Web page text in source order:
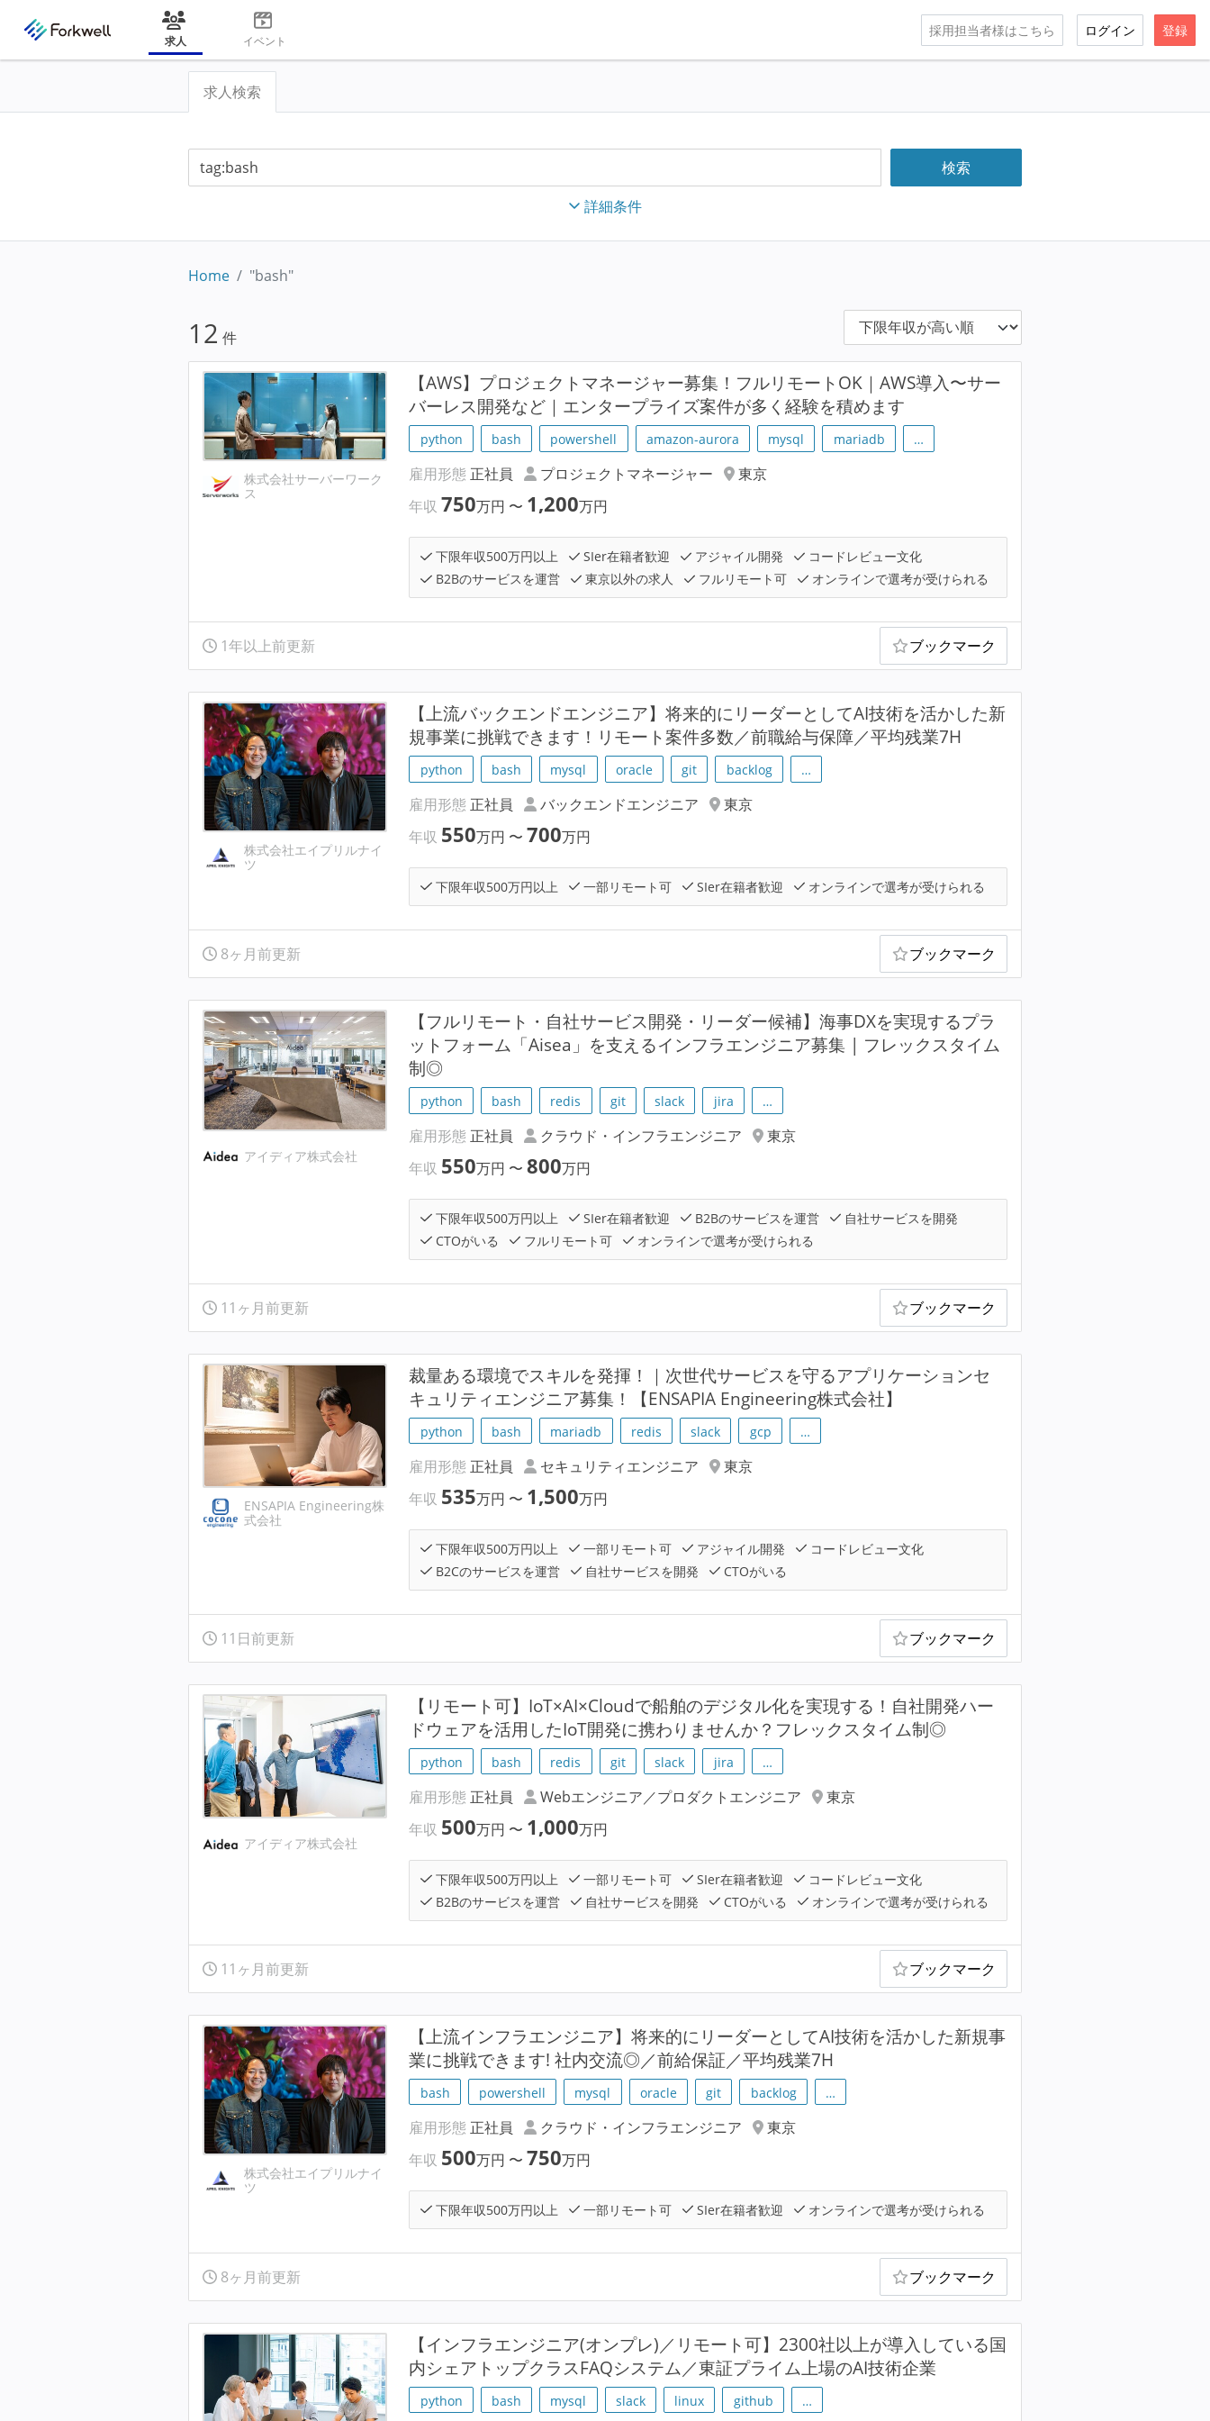
求人 イベント
採用担当者様はこちら ログイン 登録
求人検索
詳細条件
Home "bash"
12 件
株式会社サーバーワーク
ス
【AWS】プロジェクトマネージャー募集！フルリモートOK｜AWS導入〜サー
バーレス開発など｜エンタープライズ案件が多く経験を積めます
python bash powershell amazon-aurora mysql mariadb …
雇用形態 正社員 プロジェクトマネージャー
東京
年収750万円 〜 1,200万円
下限年収500万円以上 SIer在籍者歓迎 アジャイル開発
コードレビュー文化
B2Bのサービスを運営
東京以外の求人 フルリモート可 オンラインで選考が受けられる
1年以上前更新 ブックマーク
株式会社エイプリルナイ
ツ
【上流バックエンドエンジニア】将来的にリーダーとしてAI技術を活かした新
規事業に挑戦できます！リモート案件多数／前職給与保障／平均残業7H
python bash mysql oracle git backlog …
雇用形態 正社員 バックエンドエンジニア
東京
年収 550万円 〜700万円
下限年収500万円以上 一部リモート可 SIer在籍者歓迎 オンラインで選考が受けられる
8ヶ月前更新 ブックマーク
アイディア株式会社
【フルリモート・自社サービス開発・リーダー候補】海事DXを実現するプラ
ットフォーム「Aisea」を支えるインフラエンジニア募集 | フレックスタイム
制◎
python bash redis git slack jira …
雇用形態 正社員 クラウド・インフラエンジニア
東京
年収 550万円 〜800万円
下限年収500万円以上 SIer在籍者歓迎 B2Bのサービスを運営
自社サービスを開発
CTOがいる
フルリモート可 オンラインで選考が受けられる
11ヶ月前更新 ブックマーク
ENSAPIA Engineering株
式会社
裁量ある環境でスキルを発揮！｜次世代サービスを守るアプリケーションセ
キュリティエンジニア募集！【ENSAPIA Engineering株式会社】
python bash mariadb redis slack gcp …
雇用形態 正社員 セキュリティエンジニア
東京
年収 535万円 〜 1,500万円
下限年収500万円以上 一部リモート可 アジャイル開発
コードレビュー文化
B2Cのサービスを運営
自社サービスを開発 CTOがいる
11日前更新 ブックマーク
アイディア株式会社
【リモート可】IoT×AI×Cloudで船舶のデジタル化を実現する！自社開発ハー
ドウェアを活用したIoT開発に携わりませんか？フレックスタイム制◎
python bash redis git slack jira …
雇用形態 正社員 Webエンジニア／プロダクトエンジニア
東京
年収 500万円 〜 1,000万円
下限年収500万円以上 一部リモート可 SIer在籍者歓迎
コードレビュー文化
B2Bのサービスを運営
自社サービスを開発 CTOがいる オンラインで選考が受けられる
11ヶ月前更新 ブックマーク
株式会社エイプリルナイ
ツ
【上流インフラエンジニア】将来的にリーダーとしてAI技術を活かした新規事
業に挑戦できます! 社内交流◎／前給保証／平均残業7H
bash powershell mysql oracle git backlog …
雇用形態 正社員 クラウド・インフラエンジニア
東京
年収 500万円 〜750万円
下限年収500万円以上 一部リモート可 SIer在籍者歓迎 オンラインで選考が受けられる
8ヶ月前更新 ブックマーク
【インフラエンジニア(オンプレ)／リモート可】2300社以上が導入している国
内シェアトップクラスFAQシステム／東証プライム上場のAI技術企業
python bash mysql slack linux github …